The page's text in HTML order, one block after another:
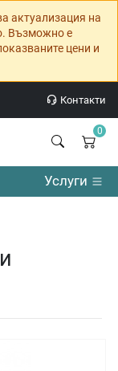
актуализация на
Възможно е
цени и
Контакти
0
Услуги